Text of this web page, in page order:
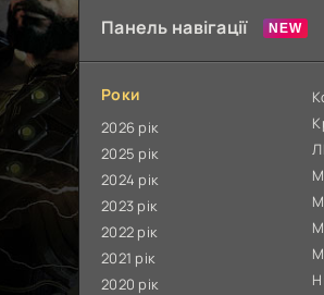
Панель навігації
Роки
2026 рік
2025 рік
2024 рік
2023 рік
2022 рік
2021 рік
2020 рік